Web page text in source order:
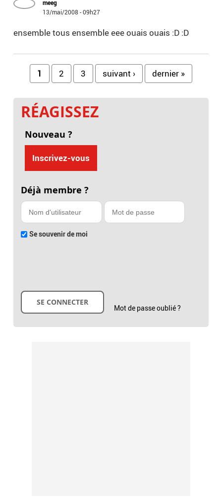
meeg
13/mai/2008 - 09h27
ensemble tous ensemble eee ouais ouais :D :D
Pages
1 2 3 suivant › dernier »
RÉAGISSEZ
Nouveau ?
Inscrivez-vous
Déjà membre ?
Se souvenir de moi
Mot de passe oublié ?